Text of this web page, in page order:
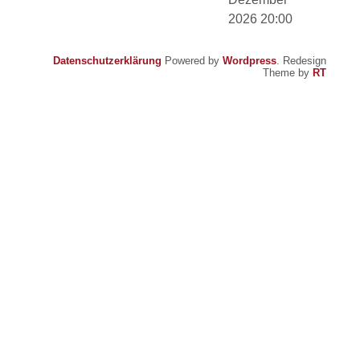
2026 20:00
Datenschutzerklärung Powered by Wordpress. Redesign
Theme by RT